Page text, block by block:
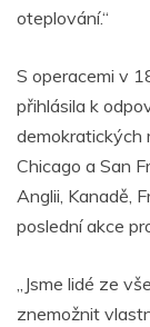
oteplování.“
S operacemi v
přihlásila k
demokratických
Chicago a San
Anglii, Kanadě,
poslední akce
„Jsme lidé ze
znemožnit